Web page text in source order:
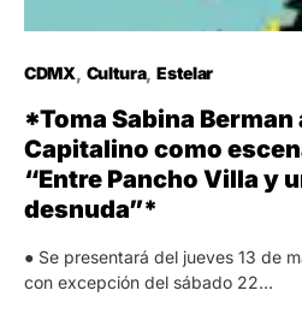
CDMX Cultura Estelar
*Toma Sabina Berman
Capitalino como
“Entre Pancho Villa y
desnuda”*
● Se presentará del jueves 13 de
con excepción del sábado 22…